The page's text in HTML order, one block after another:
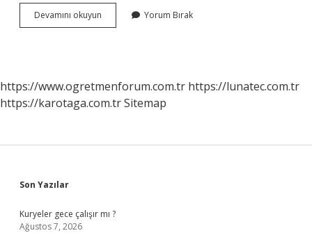
Devamını okuyun Beyoğlu
Ve
Yorum Bırak
https://www.ogretmenforum.com.tr https://lunatec.com.tr
https://karotaga.com.trSitemap
Sidebar
Son Yazılar
Kuryeler gece çalışır mı ?
Ağustos 7, 2026